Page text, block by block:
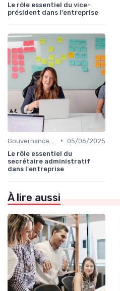
Le rôle essentiel du vice-
président dans l'entreprise
• 05/06/2025
Le rôle essentiel du
secrétaire administratif
dans l'entreprise
À lire aussi